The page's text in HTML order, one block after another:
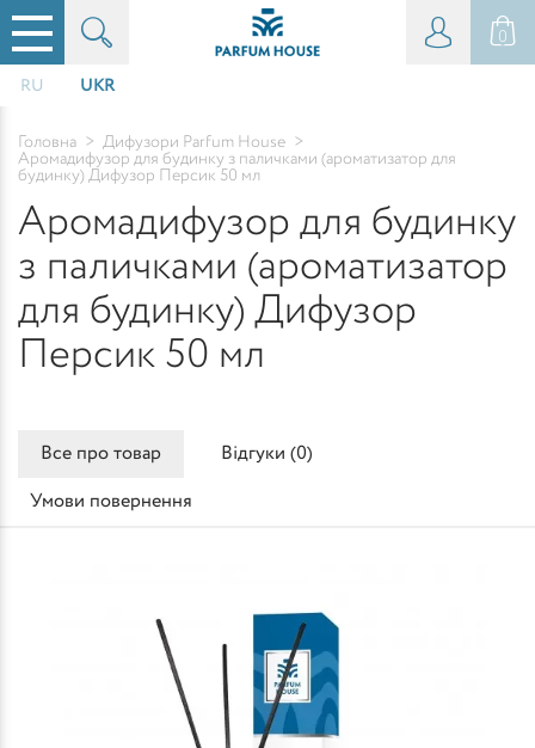
0
RU UKR
Головна > Дифузори Parfum House >
Аромадифузор для будинку з паличками (ароматизатор для
будинку) Дифузор Персик 50 мл
Аромадифузор для будинку
з паличками (ароматизатор
для будинку) Дифузор
Персик 50 мл
Все про товар Відгуки (0)
Умови повернення